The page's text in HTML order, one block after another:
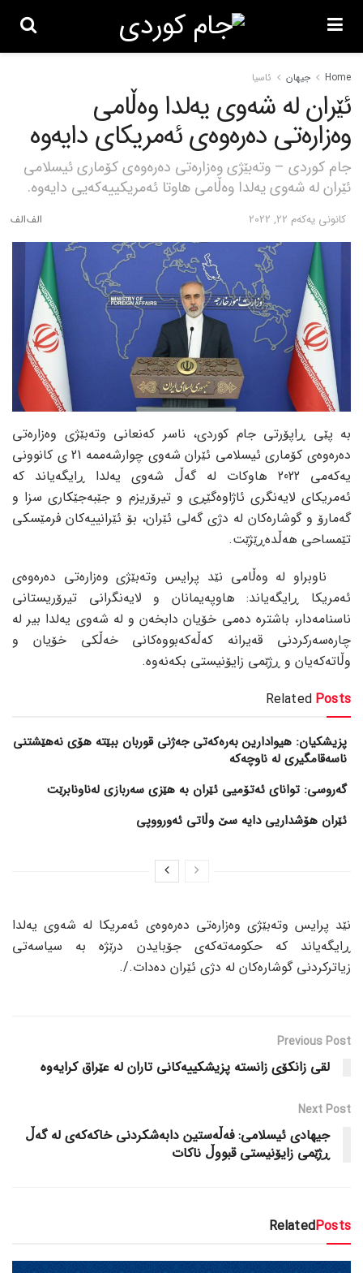
Home جیهان ئاسیا
ئێران لە شەوی یەلدا وەڵامی
وەزارەتی دەرەوەی ئەمریکای دایەوە
جام کوردی – وتەبێژی وەزارەتی دەرەوەی کۆماری ئیسلامی
ئێران لە شەوی یەلدا وەڵامی هاوتا ئەمریکییەکەیی دایەوە.
كانونی یه‌كه‌م 22, 2022
بە پێی ڕاپۆرتی جام کوردی، ناسر کەنعانی وتەبێژی وەزارەتی
دەرەوەی کۆماری ئیسلامی ئێران شەوی چوارشەممە 21 ی کانوونی
یەکەمی 2022 هاوکات لە گەڵ شەوی یەلدا ڕایگەیاند کە
ئەمریکای لایەنگری ئاژاوەگێڕی و تیرۆریزم و جێبەجێکاری سزا و
گەمارۆ و گوشارەکان لە دژی گەلی ئێران، بۆ ئێرانییەکان فرمێسکی
تێمساحی هەڵدەڕێژێت.
ناوبراو لە وەڵامی نێد پرایس وتەبێژی وەزارەتی دەرەوەی
ئەمریکا ڕایگەیاند: هاوپەیمانان و لایەنگرانی تیرۆریستانی
ناسنامەدار، باشترە دەمی خۆیان دابخەن و لە شەوی یەلدا بیر لە
چارەسەرکردنی قەیرانە کەڵەکەبووەکانی خەڵکی خۆیان و
وڵاتەکەیان و ڕژێمی زایۆنیستی بکەنەوە.
Related Posts
پزیشکیان: هیوادارین بەرەکەتی جەژنی قوربان ببێتە هۆی نەهێشتنی
ناسەقامگیری لە ناوچەکە
گەروسی: توانای ئەتۆمیی ئێران بە هێزی سەربازی لەناونابرێت
ئێران هۆشداریی دایە سێ وڵاتی ئەورووپی
نێد پرایس وتەبێژی وەزارەتی دەرەوەی ئەمریکا لە شەوی یەلدا
ڕایگەیاند کە حکومەتەکەی جۆبایدن درێژە بە سیاسەتی
زیاترکردنی گوشارەکان لە دژی ئێران دەدات./.
Previous Post
لقی زانکۆی زانستە پزیشکییەکانی تاران لە عێراق کرایەوە
Next Post
جیهادی ئیسلامی: فەڵەستین دابەشکردنی خاکەکەی لە گەڵ
ڕژێمی زایۆنیستی قبووڵ ناکات
RelatedPosts